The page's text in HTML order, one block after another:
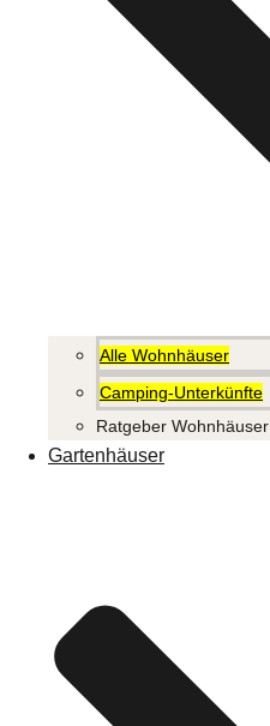
Alle Wohnhäuser
Camping-Unterkünfte
Ratgeber Wohnhäuser
Gartenhäuser